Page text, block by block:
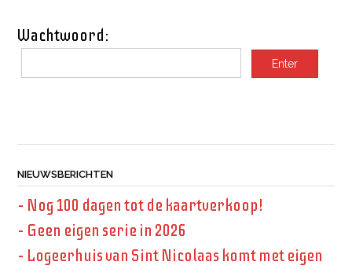
Wachtwoord:
NIEUWSBERICHTEN
– Nog 100 dagen tot de kaartverkoop!
– Geen eigen serie in 2026
– Logeerhuis van Sint Nicolaas komt met eigen